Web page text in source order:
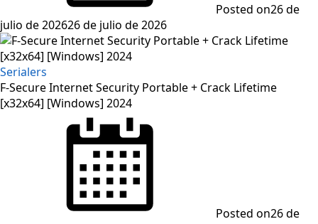
Posted on26 de
julio de 202626 de julio de 2026
Serialers
F-Secure Internet Security Portable + Crack Lifetime
[x32x64] [Windows] 2024
Posted on26 de